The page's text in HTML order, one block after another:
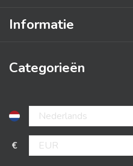
Informatie
Categorieën
€